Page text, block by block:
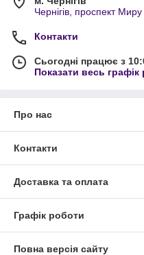
Чернігів, проспект Миру
Контакти
Сьогодні працює з
Показати весь графік
Про нас
Контакти
Доставка та оплата
Графік роботи
Повна версія сайту